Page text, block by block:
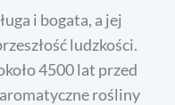
i bogata, a jej
ludzkości.
4500 lat przed
rośliny